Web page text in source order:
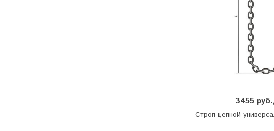
3455
Строп цепной